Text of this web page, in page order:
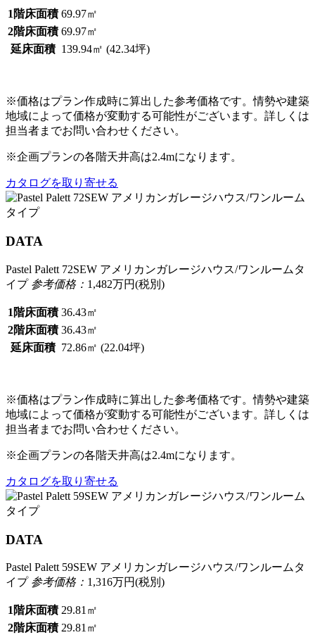
1階床面積 69.97㎡
2階床面積 69.97㎡
延床面積 139.94㎡ (42.34坪)
※価格はプラン作成時に算出した参考価格です。情勢や建築
地域によって価格が変動する可能性がございます。詳しくは
担当者までお問い合わせください。
※企画プランの各階天井高は2.4mになります。
カタログを取り寄せる
DATA
Pastel Palett 72SEW アメリカンガレージハウス/ワンルームタ
イプ 参考価格： 1,482万円(税別)
1階床面積 36.43㎡
2階床面積 36.43㎡
延床面積 72.86㎡ (22.04坪)
※価格はプラン作成時に算出した参考価格です。情勢や建築
地域によって価格が変動する可能性がございます。詳しくは
担当者までお問い合わせください。
※企画プランの各階天井高は2.4mになります。
カタログを取り寄せる
DATA
Pastel Palett 59SEW アメリカンガレージハウス/ワンルームタ
イプ 参考価格： 1,316万円(税別)
1階床面積 29.81㎡
2階床面積 29.81㎡